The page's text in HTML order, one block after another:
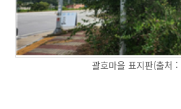
괄호마을 표지판(출처